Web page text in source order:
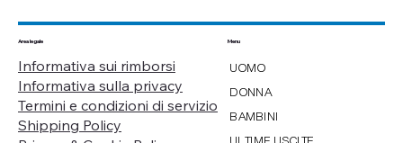
Area legale
Informativa sui rimborsi
Informativa sulla privacy
Termini e condizioni di servizio
Shipping Policy
Menu
UOMO
DONNA
BAMBINI